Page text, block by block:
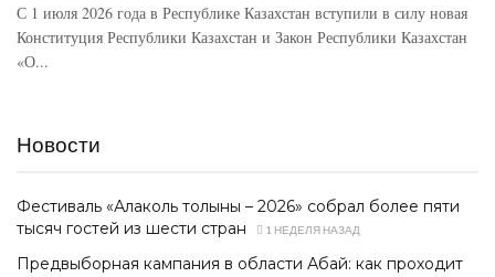
С 1 июля 2026 года в Республике Казахстан вступили в силу новая
Конституция Республики Казахстан и Закон Республики Казахстан
«О...
Новости
Фестиваль «Алаколь толқыны – 2026» собрал более пяти
тысяч гостей из шести стран
1 НЕДЕЛЯ НАЗАД
Предвыборная кампания в области Абай: как проходит